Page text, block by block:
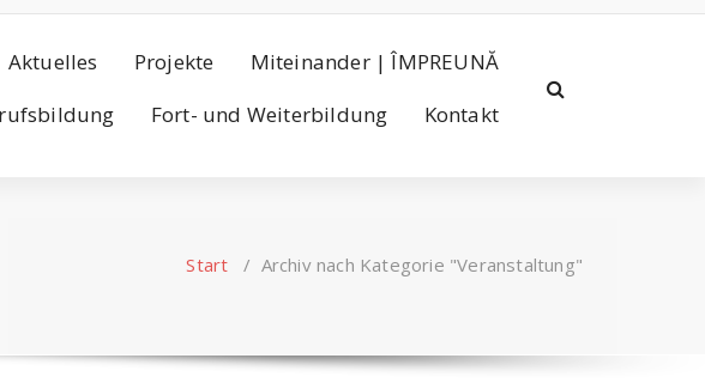
Aktuelles Projekte
Miteinander | ÎMPREUNĂ
Fort- und Weiterbildung Kontakt
Start / Archiv nach Kategorie "Veranstaltung"